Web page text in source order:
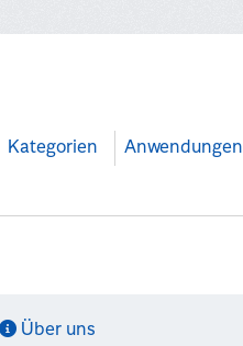
Kategorien Anwendungen
Über uns